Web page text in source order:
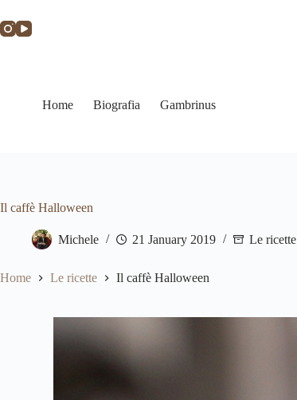
Home Biografia Gambrinus
Il caffè Halloween
Michele 21 January 2019 Le ricette
Home Le ricette Il caffè Halloween